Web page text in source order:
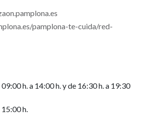
pamplona-te-cuida/red-
h. a 14:00 h. y de 16:30 h. a 19:30
h.